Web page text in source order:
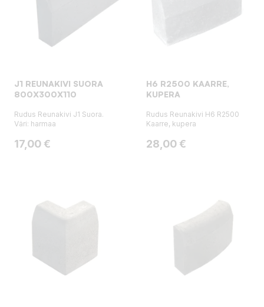
J1 REUNAKIVI SUORA
800X300X110
Rudus Reunakivi J1 Suora.
Väri: harmaa
Hinta
17,00 €
H6 R2500 KAARRE,
KUPERA
Rudus Reunakivi H6 R2500
Kaarre, kupera
Hinta
28,00 €